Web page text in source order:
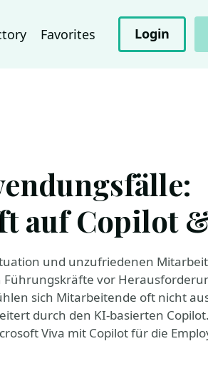
Favorites Login
auf Copilot
und unzufriedenen
vor
sich Mitarbeitende oft nicht
durch den KI-basierten Copilot.
Viva mit Copilot für die